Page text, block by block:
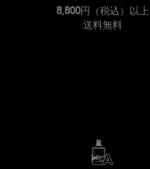
8,800円（税込）以上
送料無料